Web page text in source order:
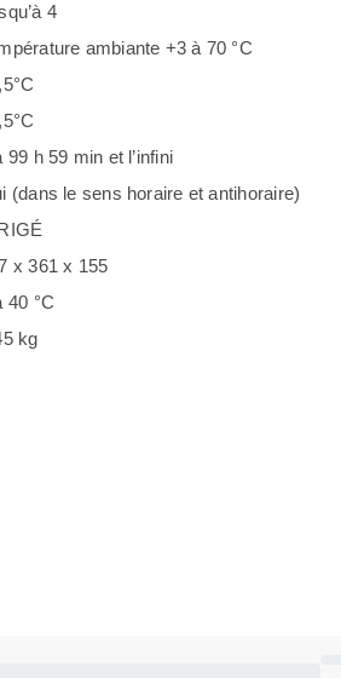
4
ambiante +3 à 70 °C
99 h 59 min et l’infini
(dans le sens horaire et antihoraire)
x 361 x 155
40 °C
kg